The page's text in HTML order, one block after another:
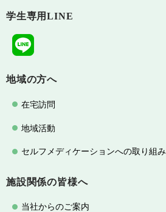
学生専用LINE
地域の方へ
在宅訪問
地域活動
セルフメディケーションへの取り組み
施設関係の皆様へ
当社からのご案内